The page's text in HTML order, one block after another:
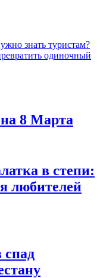
знать туристам?
одиночный
8 Марта
в степи:
любителей
спад